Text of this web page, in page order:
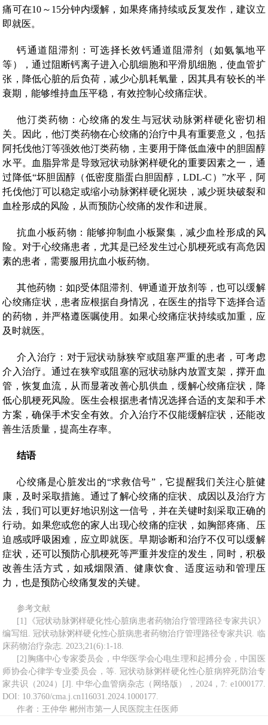
痛可在10～15分钟内缓解，如果疼痛持续或反复发作，建议立
即就医。
钙通道阻滞剂：可选择长效钙通道阻滞剂（如氨氯地平
等），通过阻断钙离子进入心肌细胞和平滑肌细胞，使血管扩
张，降低心脏的后负荷，减少心肌耗氧量，因其具有较长的半
衰期，能够维持血压平稳，有效控制心绞痛症状。
他汀类药物：心绞痛的发生与冠状动脉粥样硬化密切相
关。因此，他汀类药物在心绞痛的治疗中具有重要意义，包括
阿托伐他汀等强效他汀类药物，主要用于降低血液中的胆固醇
水平。血脂异常是导致冠状动脉粥样硬化的重要因素之一，通
过降低“坏胆固醇（低密度脂蛋白胆固醇，LDL-C）”水平，阿
托伐他汀可以稳定或缩小动脉粥样硬化斑块，减少斑块破裂和
血栓形成的风险，从而预防心绞痛的发作和进展。
抗血小板药物：能够抑制血小板聚集，减少血栓形成的风
险。对于心绞痛患者，尤其是已经发生过心肌梗死或有高危因
素的患者，需要服用抗血小板药物。
其他药物：如β受体阻滞剂、钾通道开放剂等，也可以缓解
心绞痛症状，患者应根据自身情况，在医生的指导下选择合适
的药物，并严格遵医嘱使用。如果心绞痛症状持续或加重，应
及时就医。
介入治疗：对于冠状动脉狭窄或阻塞严重的患者，可考虑
介入治疗。通过在狭窄或阻塞的冠状动脉内放置支架，撑开血
管，恢复血流，从而显著改善心肌供血，缓解心绞痛症状，降
低心肌梗死风险。医生会根据患者情况选择合适的支架和手术
方案，确保手术安全有效。介入治疗不仅能缓解症状，还能改
善生活质量，提高生存率。
结语
心绞痛是心脏发出的“求救信号”，它提醒我们关注心脏健
康，及时采取措施。通过了解心绞痛的症状、成因以及治疗方
法，我们可以更好地识别这一信号，并在关键时刻采取正确的
行动。如果您或您的家人出现心绞痛的症状，如胸部疼痛、压
迫感或呼吸困难，应立即就医。早期诊断和治疗不仅可以缓解
症状，还可以预防心肌梗死等严重并发症的发生，同时，积极
改善生活方式，如戒烟限酒、健康饮食、适度运动和管理压
力，也是预防心绞痛复发的关键。
参考文献
[1]《冠状动脉粥样硬化性心脏病患者药物治疗管理路径专家共识》
编写组. 冠状动脉粥样硬化性心脏病患者药物治疗管理路径专家共识. 临
床药物治疗杂志. 2023;21(6):1-18.
[2]胸痛中心专家委员会，中华医学会心电生理和起搏分会，中国医
师协会心律学专业委员会，等. 冠状动脉粥样硬化性心脏病猝死防治专
家共识（2024）[J]. 中华心血管病杂志（网络版），2024，7: e1000177.
DOI: 10.3760/cma.j.cn116031.2024.1000177.
作者：王仲华 郴州市第一人民医院主任医师